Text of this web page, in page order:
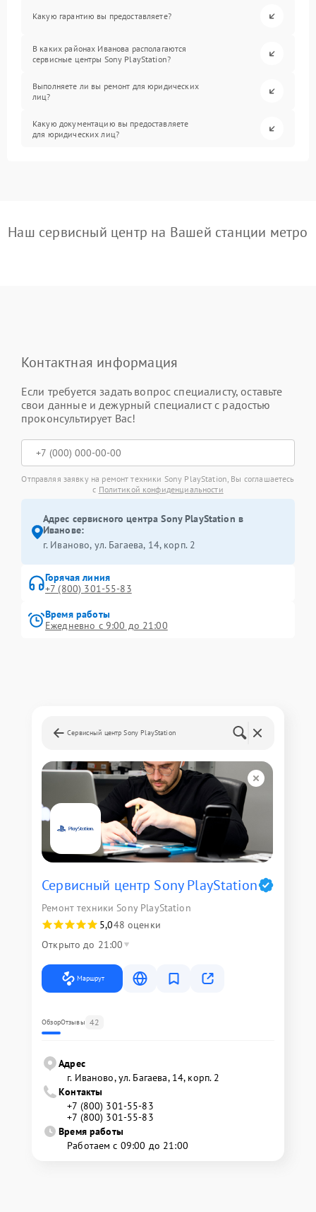
Какую гарантию вы предоставляете?
В каких районах Иванова располагаются
сервисные центры Sony PlayStation?
Выполняете ли вы ремонт для юридических
лиц?
Какую документацию вы предоставляете
для юридических лиц?
Наш сервисный центр на Вашей станции метро
Контактная информация
Если требуется задать вопрос специалисту, оставьте
свои данные и дежурный специалист с радостью
проконсультирует Вас!
Отправляя заявку на ремонт техники Sony PlayStation, Вы соглашаетесь
с Политикой конфиденциальности
Адрес сервисного центра Sony PlayStation в
Иванове:
г. Иваново, ул. Багаева, 14, корп. 2
Горячая линия
+7 (800) 301-55-83
Время работы
Ежедневно с 9:00 до 21:00
Сервисный центр Sony PlayStation
Сервисный центр Sony PlayStation
Ремонт техники Sony PlayStation
5,048 оценки
Открыто до 21:00
Маршрут
ОбзорОтзывы 42
Адрес
г. Иваново, ул. Багаева, 14, корп. 2
Контакты
+7 (800) 301-55-83
+7 (800) 301-55-83
Время работы
Работаем с 09:00 до 21:00